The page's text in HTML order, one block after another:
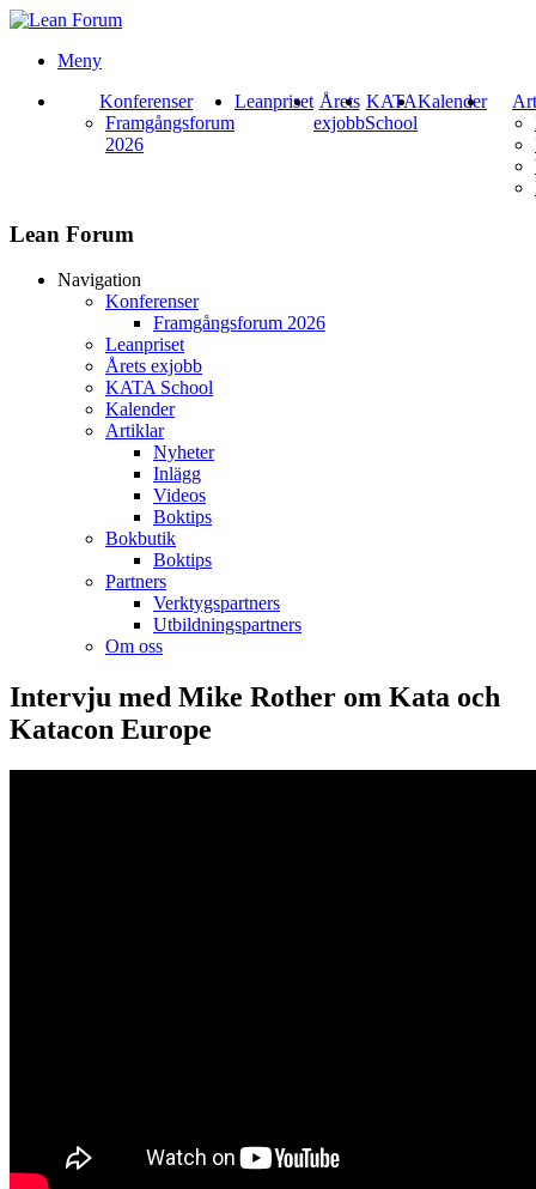
Meny
Konferenser
Framgångsforum
2026
Leanpriset Årets
exjobb
KATA
School
Kalender
Lean Forum
Navigation
Konferenser
Framgångsforum 2026
Leanpriset
Årets exjobb
KATA School
Kalender
Artiklar
Nyheter
Inlägg
Videos
Boktips
Bokbutik
Boktips
Partners
Verktygspartners
Utbildningspartners
Om oss
Intervju med Mike Rother om Kata och
Katacon Europe